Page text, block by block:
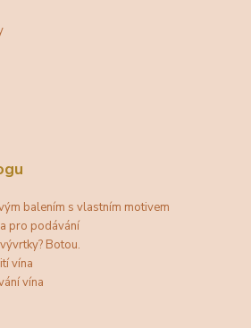
balením s vlastním motivem
pro podávání
Botou.
vína
vína